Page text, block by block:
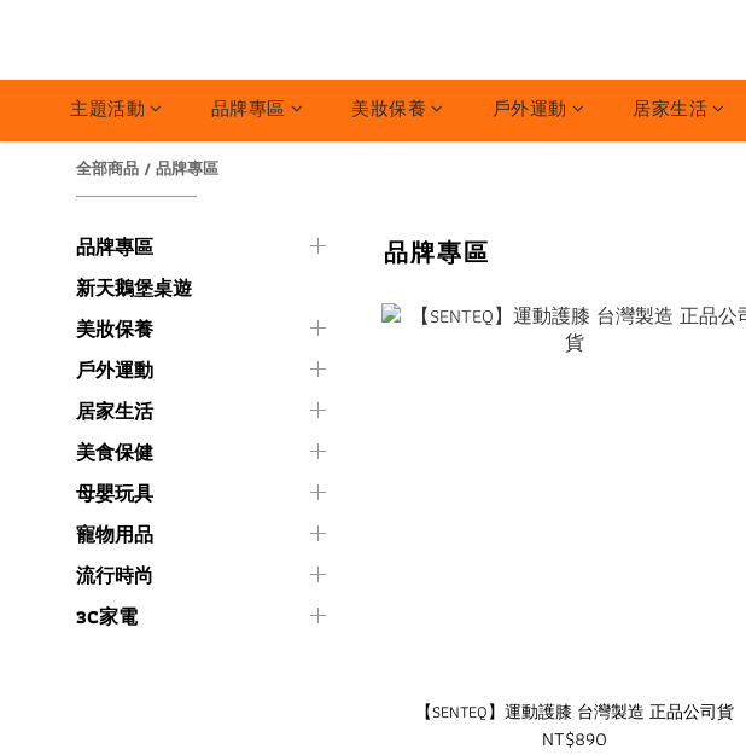
主題活動 品牌專區 美妝保養 戶外運動 居家生活
全部商品/品牌專區
品牌專區
新天鵝堡桌遊
美妝保養
戶外運動
居家生活
美食保健
母嬰玩具
寵物用品
流行時尚
3C家電
品牌專區
【SENTEQ】運動護膝 台灣製造 正品公司貨
NT$890